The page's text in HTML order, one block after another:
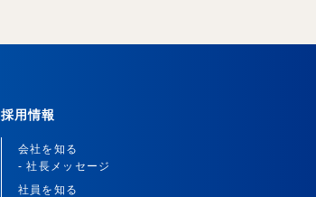
採用情報
会社を知る
- 社長メッセージ
社員を知る